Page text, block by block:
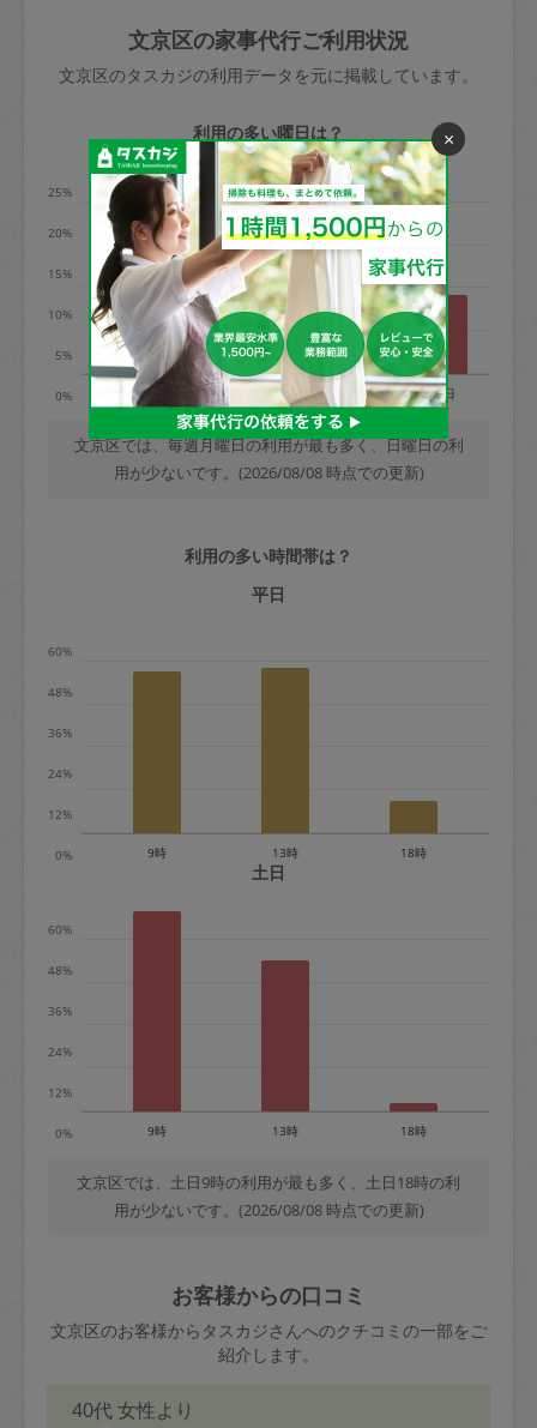
依頼者不在による当日キャンセル＝依頼
金額の100%＋交通費全額
※例：依頼日時／土曜日午前9時開始の場
合、水曜日午前9時以降はキャンセル料が
発生
水曜日9時〜金曜日9時まで＝依頼料金の
50%
金曜日9時～土曜日8時まで＝依頼金額の
100%
土曜日8時〜実施時間＝依頼金額の100%
＋交通費全額
依頼者不在による当日キャンセル＝依頼
金額の100%＋交通費全額
定期契約をキャンセルする場合、毎週定
期は月2回まで隔週定期は月1回までキャ
※キャンセル料金の設定について：
相当で料金設定されています。
きた場合は損害保険の対象外となるので
ご注意ください。
玉、など
あわせてこちらも参照ください：初めて
はありますか？
文京区の家事代行ご利用状況
文京区のタスカジの利用データを元に掲載しています。
利用の多い曜日は？
0%
5%
10%
15%
20%
25%
水 木 金 土 日
文京区では、毎週月曜日の利用が最も多く、日曜日の利
用が少ないです。(2026/08/08 時点での更新)
利用の多い時間帯は？
平日
0%
12%
24%
36%
48%
60%
9時 13時 18時
土日
0%
12%
24%
36%
48%
60%
9時 13時 18時
文京区では、土日9時の利用が最も多く、土日18時の利
用が少ないです。(2026/08/08 時点での更新)
お客様からの口コミ
文京区のお客様からタスカジさんへのクチコミの一部をご
紹介します。
40代 女性より
×